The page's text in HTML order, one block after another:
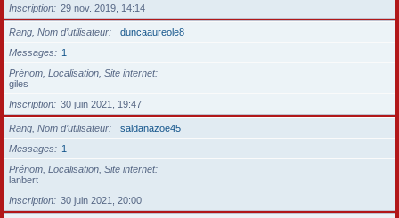
Inscription 29 nov. 2019, 14:14
Rang, Nom d’utilisateur
duncaaureole8
Messages
1
Prénom, Localisation, Site internet
giles
Inscription
30 juin 2021, 19:47
Rang, Nom d’utilisateur
saldanazoe45
Messages
1
Prénom, Localisation, Site internet
lanbert
Inscription
30 juin 2021, 20:00